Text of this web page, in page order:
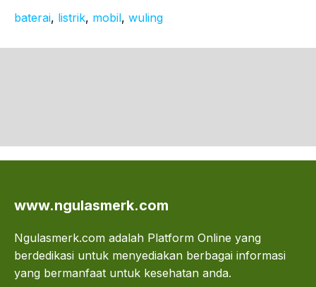
baterai, listrik, mobil, wuling
www.ngulasmerk.com
Ngulasmerk.com adalah Platform Online yang
berdedikasi untuk menyediakan berbagai informasi
yang bermanfaat untuk kesehatan anda.